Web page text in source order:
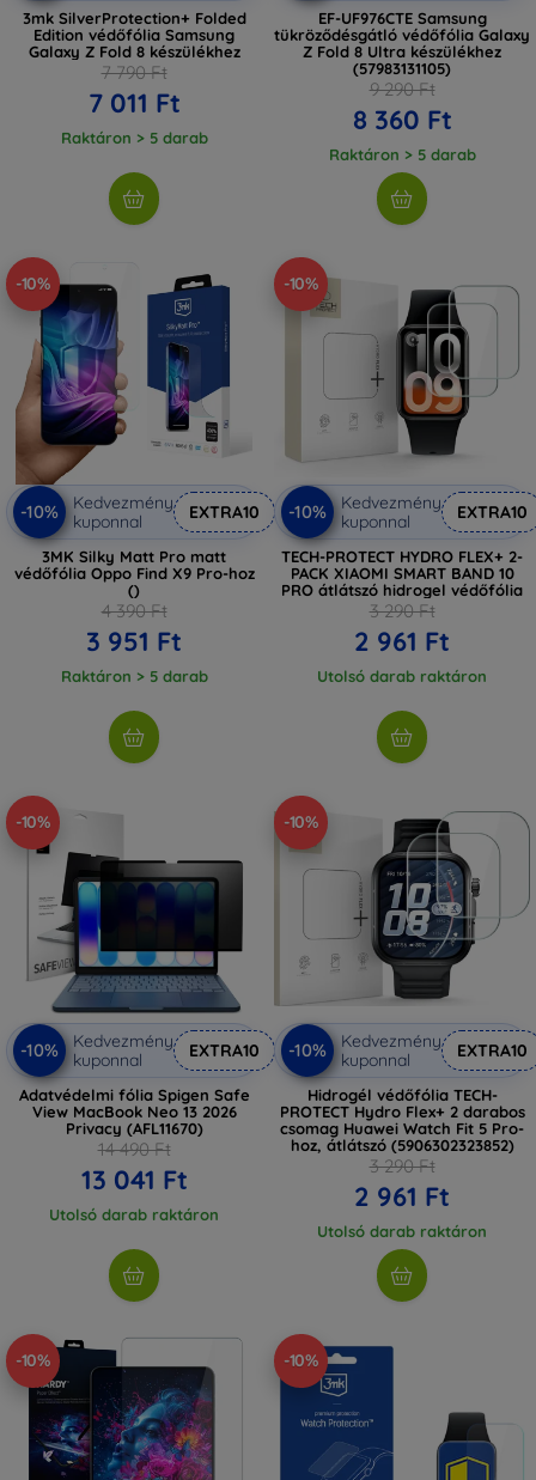
3mk SilverProtection+ Folded
Edition védőfólia Samsung
Galaxy Z Fold 8 készülékhez
7 790 Ft
7 011 Ft
Raktáron > 5 darab
EF-UF976CTE Samsung
tükröződésgátló védőfólia Galaxy
Z Fold 8 Ultra készülékhez
(57983131105)
9 290 Ft
8 360 Ft
Raktáron > 5 darab
-10%
-10%
Kedvezmény
kuponnal
EXTRA10
3MK Silky Matt Pro matt
védőfólia Oppo Find X9 Pro-hoz
()
4 390 Ft
3 951 Ft
Raktáron > 5 darab
-10%
-10%
Kedvezmény
kuponnal
EXTRA10
TECH-PROTECT HYDRO FLEX+ 2-
PACK XIAOMI SMART BAND 10
PRO átlátszó hidrogel védőfólia
3 290 Ft
2 961 Ft
Utolsó darab raktáron
-10%
-10%
Kedvezmény
kuponnal
EXTRA10
Adatvédelmi fólia Spigen Safe
View MacBook Neo 13 2026
Privacy (AFL11670)
14 490 Ft
13 041 Ft
Utolsó darab raktáron
-10%
-10%
Kedvezmény
kuponnal
EXTRA10
Hidrogél védőfólia TECH-
PROTECT Hydro Flex+ 2 darabos
csomag Huawei Watch Fit 5 Pro-
hoz, átlátszó (5906302323852)
3 290 Ft
2 961 Ft
Utolsó darab raktáron
-10% -10%